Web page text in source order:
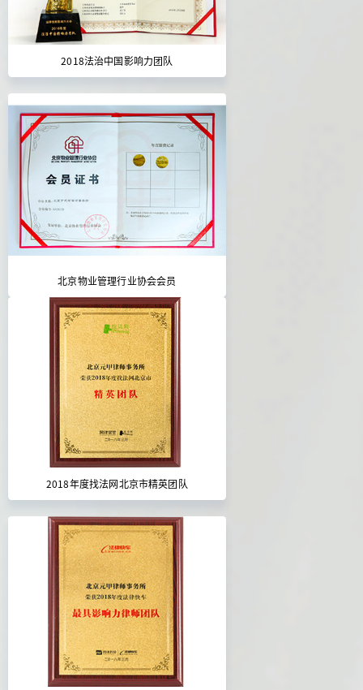
2018法治中国影响力团队
北京物业管理行业协会会员
2018年度找法网北京市精英团队